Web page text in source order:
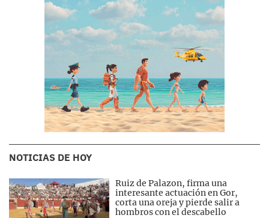
NOTICIAS DE HOY
Ruiz de Palazon, firma una
interesante actuación en Gor,
corta una oreja y pierde salir a
hombros con el descabello